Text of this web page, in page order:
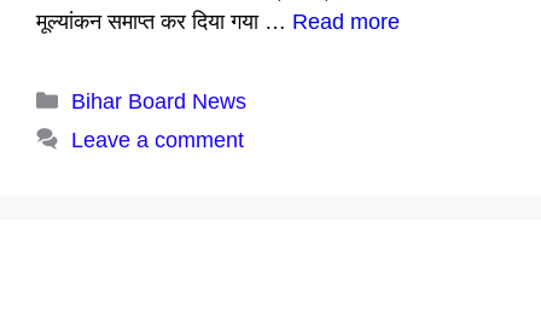
मूल्यांकन समाप्त कर दिया गया … Read more
Categories
Bihar Board News
Leave a comment